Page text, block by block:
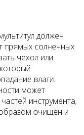
должен
прямых солнечных
чехол или
влаги.
может
инструмента,
очищен и